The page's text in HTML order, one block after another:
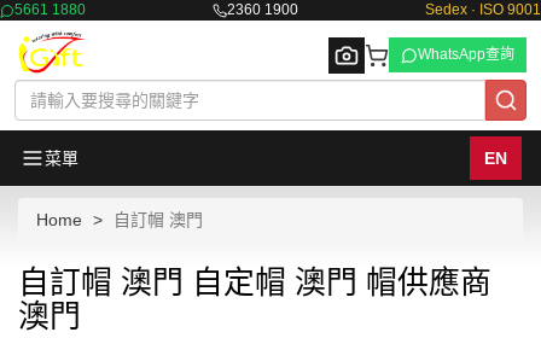
5661 1880 2360 1900 Sedex · ISO 9001
WhatsApp查詢
菜單 EN
Home 自訂帽 澳門
自訂帽 澳門 自定帽 澳門 帽供應商
澳門